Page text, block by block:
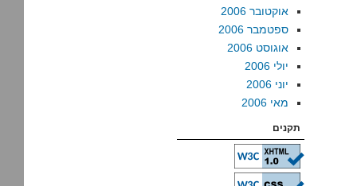
אוקטובר 2006
ספטמבר 2006
אוגוסט 2006
יולי 2006
יוני 2006
מאי 2006
תקנים